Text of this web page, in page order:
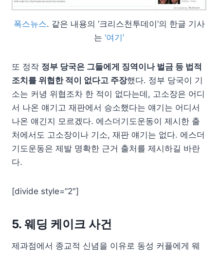
폭스뉴스. 같은 내용의 ‘크리스천투데이’의 한글 기사
는 ‘여기’
또 정작 정부 당국은 그들에게 징역이나 벌금 등 법적
조치를 위협한 적이 없다고 주장했다. 정부 당국이 기
소는 커녕 위협조차 한 적이 없다는데, 고소장은 어디
서 나온 얘기고 재판에서 승소했다는 얘기는 어디서
나온 얘긴지 모르겠다. 에스더기도운동이 제시한 출
처에서도 고소장이나 기소, 재판 얘기는 없다. 에스더
기도운동은 제발 명확한 근거 출처를 제시하길 바란
다.
[divide style=”2″]
5. 웨딩 케이크 사건
제과점에서 종교적 신념을 이유로 동성 커플에게 웨